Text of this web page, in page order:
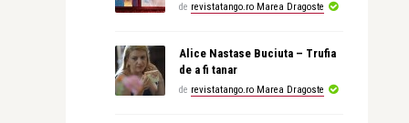
de revistatango.ro Marea Dragoste
Alice Nastase Buciuta – Trufia
de a fi tanar
de revistatango.ro Marea Dragoste